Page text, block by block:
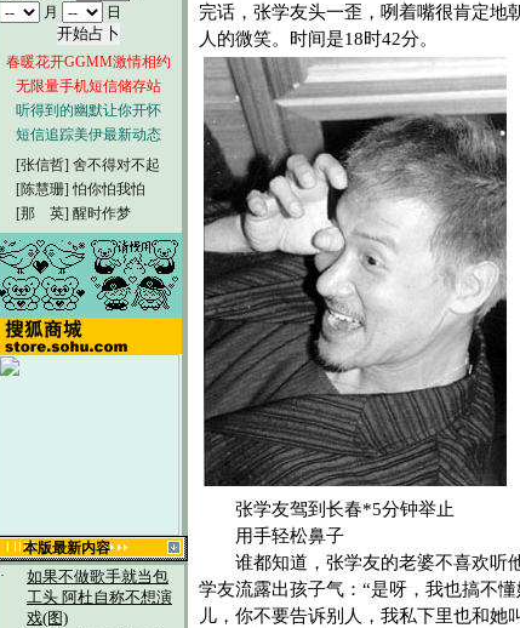
月
日
春暖花开GGMM激情相约
无限量手机短信储存站
听得到的幽默让你开怀
短信追踪美伊最新动态
[张信哲] 舍不得对不起
[陈慧珊] 怕你怕我怕
[那 英] 醒时作梦
本版最新内容
·
如果不做歌手就当包
工头 阿杜自称不想演
戏(图)
完话，张学友头一歪，咧着嘴很肯定地
人的微笑。时间是18时42分。
张学友驾到长春*5分钟举止
用手轻松鼻子
谁都知道，张学友的老婆不喜欢听
学友流露出孩子气：“是呀，我也搞不
儿，你不要告诉别人，我私下里也和